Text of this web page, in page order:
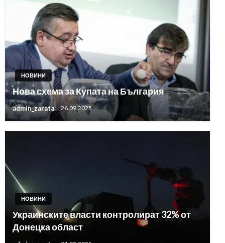
НОВИНИ
Нова схема за Купата на България
admin_zarata 26.09.2025
НОВИНИ
Украинските власти контролират 32% от
Донецка област